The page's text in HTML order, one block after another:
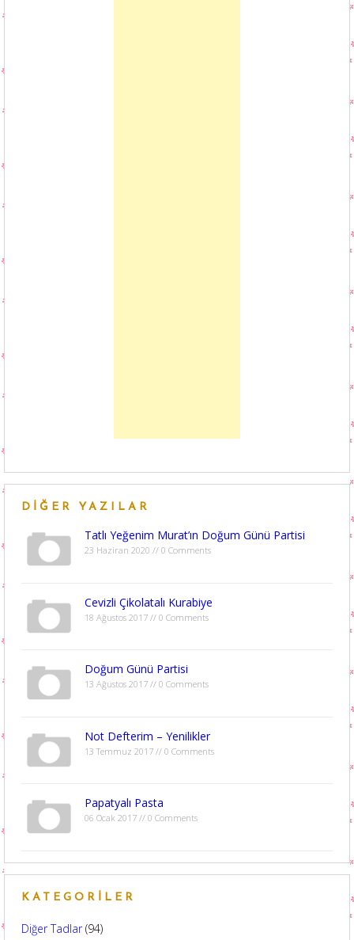
DIĞER YAZILAR
Tatlı Yeğenim Murat’ın Doğum Günü Partisi
23 Haziran 2020 // 0 Comments
Cevizli Çikolatalı Kurabiye
18 Ağustos 2017 // 0 Comments
Doğum Günü Partisi
13 Ağustos 2017 // 0 Comments
Not Defterim – Yenilikler
13 Temmuz 2017 // 0 Comments
Papatyalı Pasta
06 Ocak 2017 // 0 Comments
KATEGORILER
Diğer Tadlar(94)